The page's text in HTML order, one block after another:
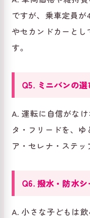
ですが、乗車定員
やセカンドカーと
す。
Q5. ミニバンの選
A. 運転に自信がな
タ・フリードを、
ア・セレナ・ステッ
Q6. 撥水・防水
A. 小さな子どもは